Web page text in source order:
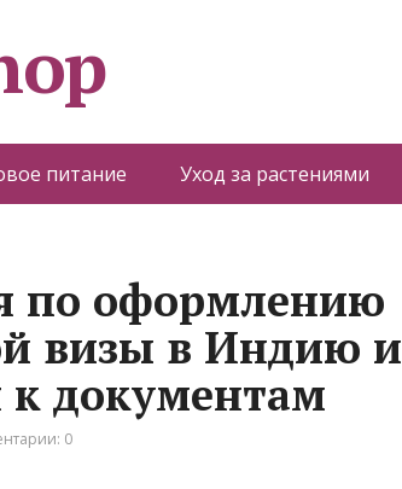
питание Уход за растениями
по оформлению
визы в Индию и
к документам
0